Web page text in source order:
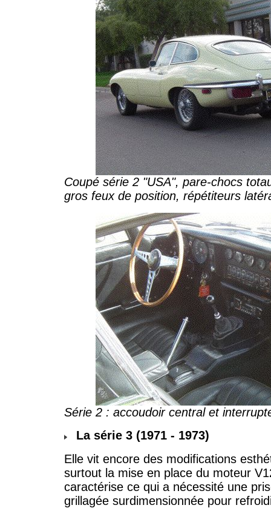
Coupé série 2 "USA", pare-chocs
gros feux de position, répétiteurs
Série 2 : accoudoir central et
La série 3 (1971 - 1973)
Elle vit encore des modifications
surtout la mise en place du moteur
caractérise ce qui a nécessité une
grillagée surdimensionnée pour